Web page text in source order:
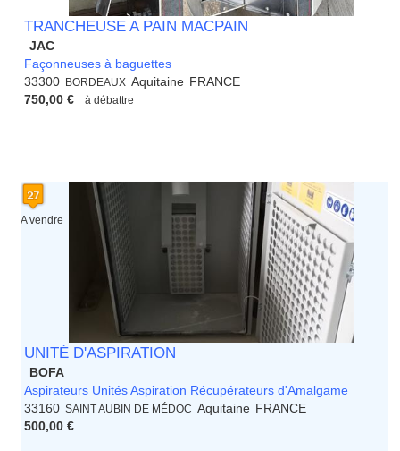
TRANCHEUSE A PAIN MACPAIN
JAC
Façonneuses à baguettes
33300 BORDEAUX Aquitaine FRANCE
750,00 €
à débattre
A vendre
UNITÉ D'ASPIRATION
BOFA
Aspirateurs Unités Aspiration Récupérateurs d'Amalgame
33160 SAINT AUBIN DE MÉDOC Aquitaine FRANCE
500,00 €